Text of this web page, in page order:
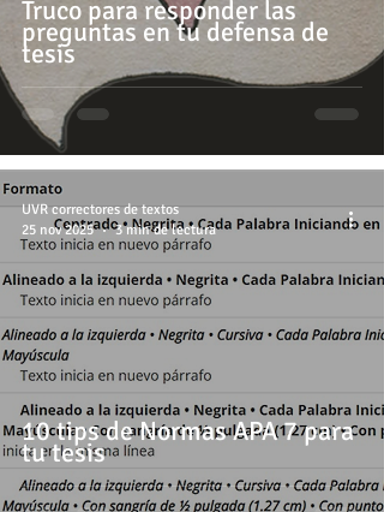
Truco para responder las
preguntas en tu defensa de
tesis
10 tips de Normas APA 7 para
tu tesis
UVR correctores de textos
25 nov 2025
3 min de lectura